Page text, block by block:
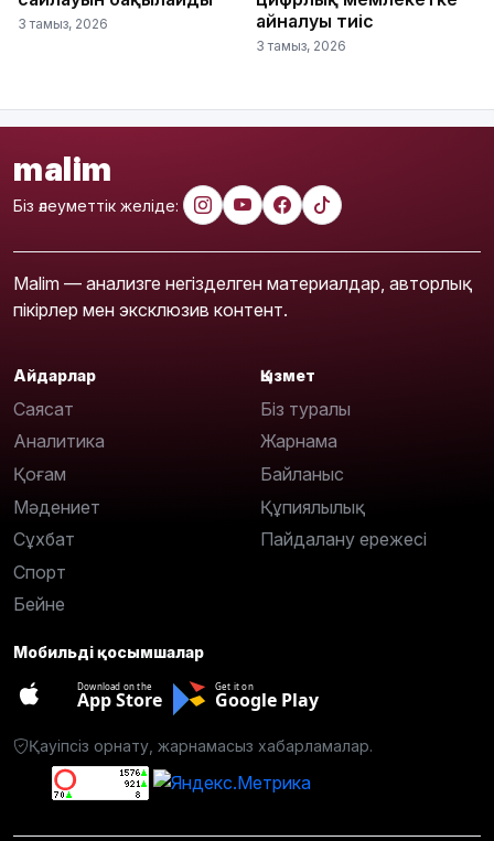
3 тамыз, 2026
айналуы тиіс
3 тамыз, 2026
malim
Біз әлеуметтік желіде:
Malim — анализге негізделген материалдар, авторлық
пікірлер мен эксклюзив контент.
Айдарлар
Саясат
Аналитика
Қоғам
Мәдениет
Сұхбат
Спорт
Бейне
Қызмет
Біз туралы
Жарнама
Байланыс
Құпиялылық
Пайдалану ережесі
Мобильді қосымшалар
Download on the
App Store
Get it on
Google Play
Қауіпсіз орнату, жарнамасыз хабарламалар.